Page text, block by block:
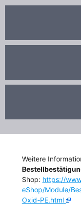
Weitere
Shop: https://
eShop/Module/
Oxid-PE.html